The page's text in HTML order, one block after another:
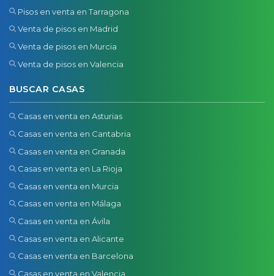
Pisos en venta en Tarragona
Venta de pisos en Madrid
Venta de pisos en Murcia
Venta de pisos en Valencia
BUSCAR CASAS
Casas en venta en Asturias
Casas en venta en Cantabria
Casas en venta en Granada
Casas en venta en La Rioja
Casas en venta en Murcia
Casas en venta en Málaga
Casas en venta en Ávila
Casas en venta en Alicante
Casas en venta en Barcelona
Casas en venta en Valencia